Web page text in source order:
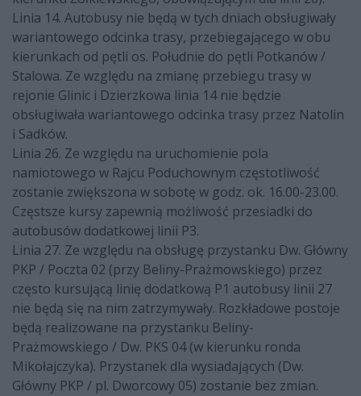
Linia 14. Autobusy nie będą w tych dniach obsługiwały
wariantowego odcinka trasy, przebiegającego w obu
kierunkach od pętli os. Południe do pętli Potkanów /
Stalowa. Ze względu na zmianę przebiegu trasy w
rejonie Glinic i Dzierzkowa linia 14 nie będzie
obsługiwała wariantowego odcinka trasy przez Natolin
i Sadków.
Linia 26. Ze względu na uruchomienie pola
namiotowego w Rajcu Poduchownym częstotliwość
zostanie zwiększona w sobotę w godz. ok. 16.00-23.00.
Częstsze kursy zapewnią możliwość przesiadki do
autobusów dodatkowej linii P3.
Linia 27. Ze względu na obsługę przystanku Dw. Główny
PKP / Poczta 02 (przy Beliny-Prażmowskiego) przez
często kursującą linię dodatkową P1 autobusy linii 27
nie będą się na nim zatrzymywały. Rozkładowe postoje
będą realizowane na przystanku Beliny-
Prażmowskiego / Dw. PKS 04 (w kierunku ronda
Mikołajczyka). Przystanek dla wysiadających (Dw.
Główny PKP / pl. Dworcowy 05) zostanie bez zmian.